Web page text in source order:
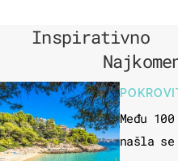
Inspirativno
Među
našla